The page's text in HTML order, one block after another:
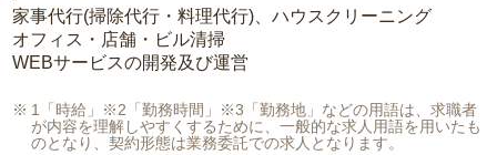
家事代行(掃除代行・料理代行)、ハウスクリーニング
オフィス・店舗・ビル清掃
WEBサービスの開発及び運営
1「時給」※2「勤務時間」※3「勤務地」などの用語は、求職者
が内容を理解しやすくするために、一般的な求人用語を用いたも
のとなり、契約形態は業務委託での求人となります。